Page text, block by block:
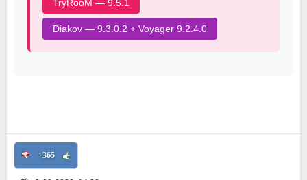
TryRooM — 9.5.1
Diakov — 9.3.0.2 + Voyager 9.2.4.0
+365